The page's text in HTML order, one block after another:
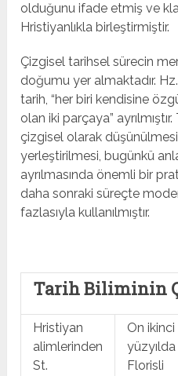
olduğunu ifade etmiş ve
Hristiyanlıkla birleştirmiştir.
Çizgisel tarihsel sürecin
doğumu yer almaktadır.
tarih, “her biri kendisine
olan iki parçaya”
çizgisel olarak düşünülmesi
yerleştirilmesi, bugünkü
ayrılmasında önemli bir
daha sonraki süreçte
fazlasıyla kullanılmıştır.
Tarih Biliminin
Hristiyan
alimlerinden
St.
On ikinci
yüzyılda
Florisli